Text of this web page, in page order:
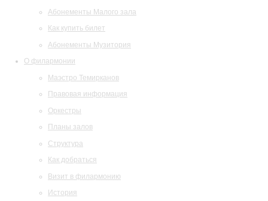
Абонементы Малого зала
Как купить билет
Абонементы Музитория
О филармонии
Маэстро Темирканов
Правовая информация
Оркестры
Планы залов
Структура
Как добраться
Визит в филармонию
История